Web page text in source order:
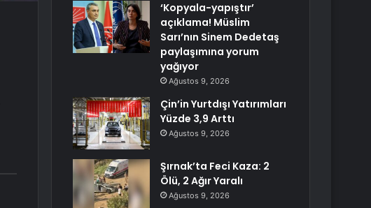
‘Kopyala-yapıştır’
açıklama! Müslim
Sarı’nın Sinem Dedetaş
paylaşımına yorum
yağıyor
Ağustos 9, 2026
Çin’in Yurtdışı Yatırımları
Yüzde 3,9 Arttı
Ağustos 9, 2026
Şırnak’ta Feci Kaza: 2
Ölü, 2 Ağır Yaralı
Ağustos 9, 2026